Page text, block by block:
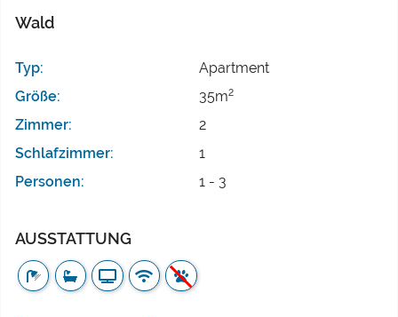
Wald
Typ:
Apartment
Größe:
35m2
Zimmer:
2
Schlafzimmer:
1
Personen:
1 - 3
AUSSTATTUNG